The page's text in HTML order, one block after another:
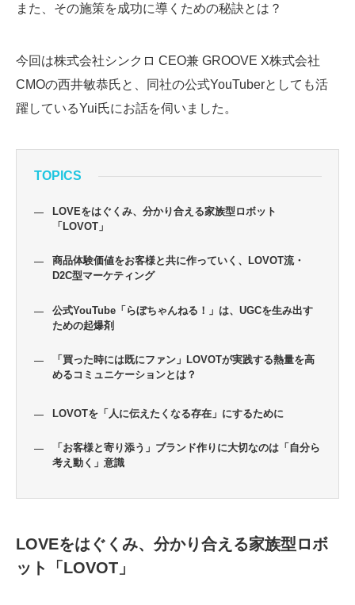
また、その施策を成功に導くための秘訣とは？
今回は株式会社シンクロ CEO兼 GROOVE X株式会社
CMOの西井敏恭氏と、同社の公式YouTuberとしても活
躍しているYui氏にお話を伺いました。
TOPICS
LOVEをはぐくみ、分かり合える家族型ロボット
「LOVOT」
商品体験価値をお客様と共に作っていく、LOVOT流・
D2C型マーケティング
公式YouTube「らぼちゃんねる！」は、UGCを生み出す
ための起爆剤
「買った時には既にファン」LOVOTが実践する熱量を高
めるコミュニケーションとは？
LOVOTを「人に伝えたくなる存在」にするために
「お客様と寄り添う」ブランド作りに大切なのは「自分ら
考え動く」意識
LOVEをはぐくみ、分かり合える家族型ロボ
ット「LOVOT」